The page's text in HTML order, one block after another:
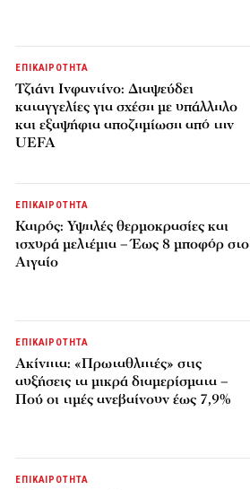
ΕΠΙΚΑΙΡΟΤΗΤΑ
Τζιάνι Ινφαντίνο: Διαψεύδει
καταγγελίες για σχέση με υπάλληλο
και εξαψήφια αποζημίωση από την
UEFA
ΕΠΙΚΑΙΡΟΤΗΤΑ
Καιρός: Υψηλές θερμοκρασίες και
ισχυρά μελτέμια – Έως 8 μποφόρ στο
Αιγαίο
ΕΠΙΚΑΙΡΟΤΗΤΑ
Ακίνητα: «Πρωταθλητές» στις
αυξήσεις τα μικρά διαμερίσματα –
Πού οι τιμές ανεβαίνουν έως 7,9%
ΕΠΙΚΑΙΡΟΤΗΤΑ